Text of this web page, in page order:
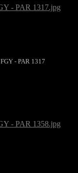
FGY - PAR 1317